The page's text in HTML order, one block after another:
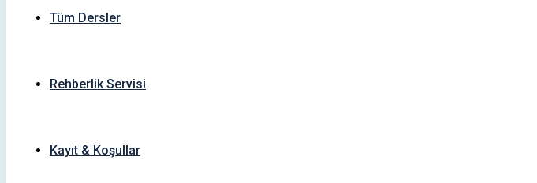
Tüm Dersler
Rehberlik Servisi
Kayıt & Koşullar